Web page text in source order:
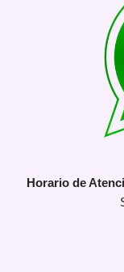
Horario de